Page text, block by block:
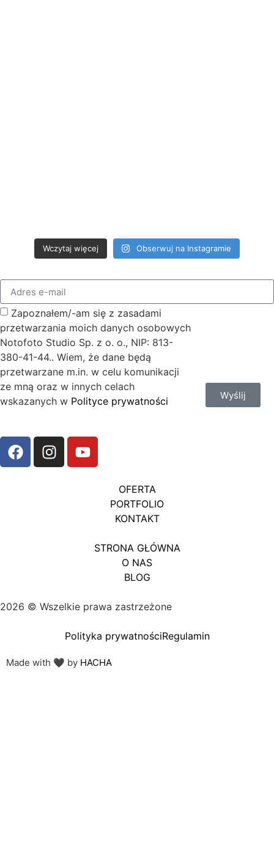
Wczytaj więcej Obserwuj na Instagramie
Zapoznałem/-am się z zasadami
przetwarzania moich danych osobowych
Notofoto Studio Sp. z o. o., NIP: 813-
380-41-44.. Wiem, że dane będą
przetwarzane m.in. w celu komunikacji
ze mną oraz w innych celach
wskazanych w Polityce prywatności Wyślij
OFERTA
PORTFOLIO
KONTAKT
STRONA GŁÓWNA
O NAS
BLOG
2026 © Wszelkie prawa zastrzeżone
Polityka prywatnościRegulamin
Made with 🖤 by HACHA